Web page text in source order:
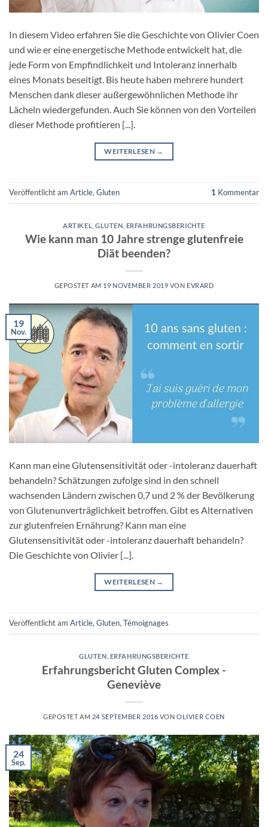
In diesem Video erfahren Sie die Geschichte von Olivier Coen
und wie er eine energetische Methode entwickelt hat, die
jede Form von Empfindlichkeit und Intoleranz innerhalb
eines Monats beseitigt. Bis heute haben mehrere hundert
Menschen dank dieser außergewöhnlichen Methode ihr
Lächeln wiedergefunden. Auch Sie können von den Vorteilen
dieser Methode profitieren [...].
WEITERLESEN →
Veröffentlicht am Article,Gluten 1 Kommentar
ARTIKEL ,GLUTEN ERFAHRUNGSBERICHTE
Wie kann man 10 Jahre strenge glutenfreie
Diät beenden?
GEPOSTET AM 19 NOVEMBER 2019 VON EVRARD
19
Nov.
Kann man eine Glutensensitivität oder -intoleranz dauerhaft
behandeln? Schätzungen zufolge sind in den schnell
wachsenden Ländern zwischen 0,7 und 2 % der Bevölkerung
von Glutenunverträglichkeit betroffen. Gibt es Alternativen
zur glutenfreien Ernährung? Kann man eine
Glutensensitivität oder -intoleranz dauerhaft behandeln?
Die Geschichte von Olivier [...].
WEITERLESEN →
Veröffentlicht am Article,Gluten,Témoignages
GLUTEN ERFAHRUNGSBERICHTE
Erfahrungsbericht Gluten Complex -
Geneviève
GEPOSTET AM 24 SEPTEMBER 2016 VONOLIVIER COEN
24
Sep.